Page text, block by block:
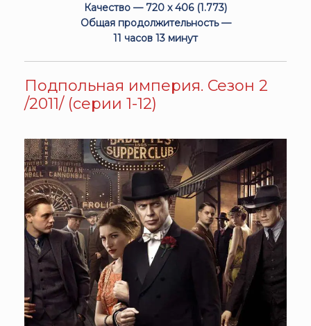
Качество — 720 x 406 (1.773)
Общая продолжительность —
11 часов 13 минут
Подпольная империя. Сезон 2
/2011/ (серии 1-12)